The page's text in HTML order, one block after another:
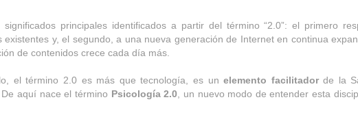
significados principales identificados a partir del término “2.0”: el primero
existentes y, el segundo, a una nueva generación de Internet en continua
de contenidos crece cada día más.
el término 2.0 es más que tecnología, es unelemento facilitadorde la
aquí nace el término Psicología 2.0 , un nuevo modo de entender esta